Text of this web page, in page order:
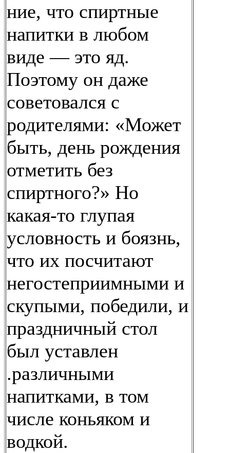
ние, что спиртные
напитки в любом
виде — это яд.
Поэтому он даже
советовался с
родителями: «Может
быть, день рождения
отметить без
спиртного?» Но
какая-то глупая
условность и боязнь,
что их посчитают
негостеприимными и
скупыми, победили, и
праздничный стол
был уставлен
.различными
напитками, в том
числе коньяком и
водкой.